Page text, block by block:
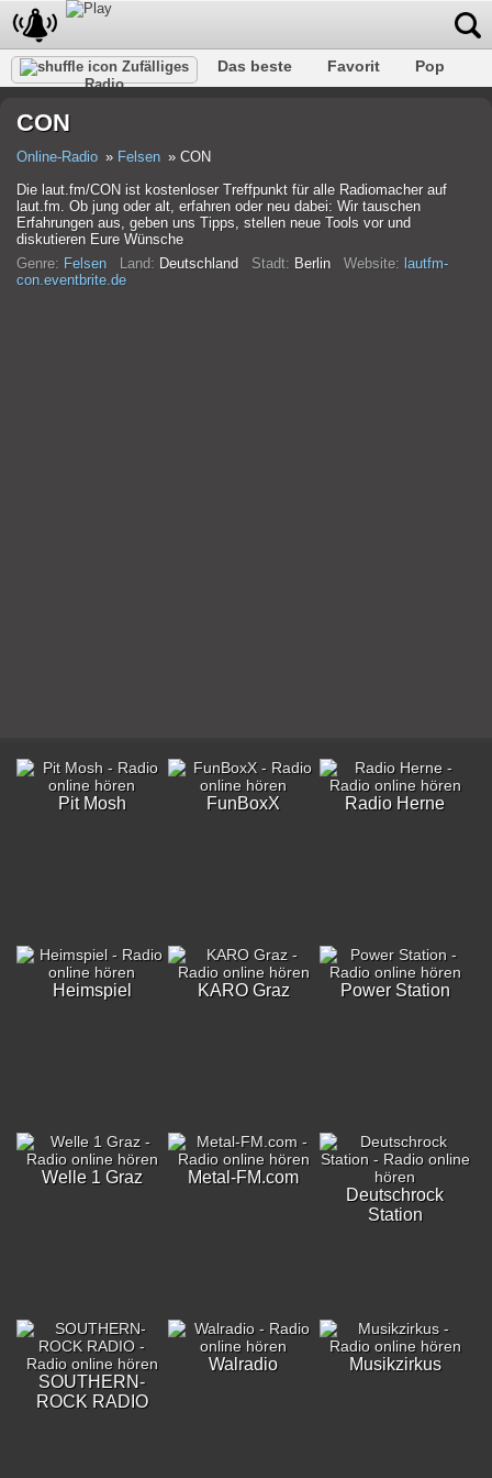
Zufälliges
Radio
Das beste Favorit
Pop
Rap
CON
Online-Radio Felsen
CON
Die laut.fm/CON ist kostenloser Treffpunkt für alle Radiomacher auf
laut.fm. Ob jung oder alt, erfahren oder neu dabei: Wir tauschen
Erfahrungen aus, geben uns Tipps, stellen neue Tools vor und
diskutieren Eure Wünsche
Genre: Felsen Land: Deutschland Stadt: Berlin Website: lautfm-
con.eventbrite.de
Pit Mosh FunBoxX Radio Herne
Heimspiel KARO Graz Power Station
Welle 1 Graz
Metal-FM.com
Deutschrock
Station
SOUTHERN-
ROCK RADIO
Walradio Musikzirkus